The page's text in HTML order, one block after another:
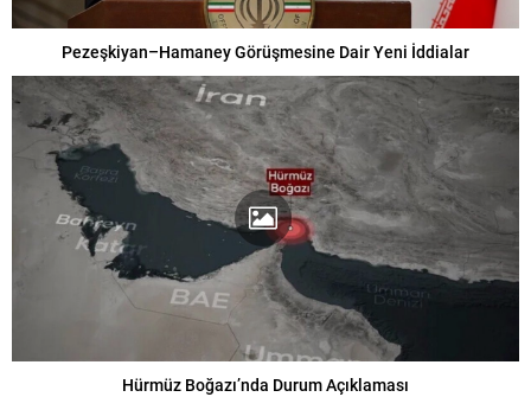
Pezeşkiyan–Hamaney Görüşmesine Dair Yeni İddialar
Hürmüz Boğazı’nda Durum Açıklaması